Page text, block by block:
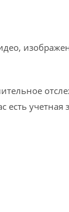
учетная